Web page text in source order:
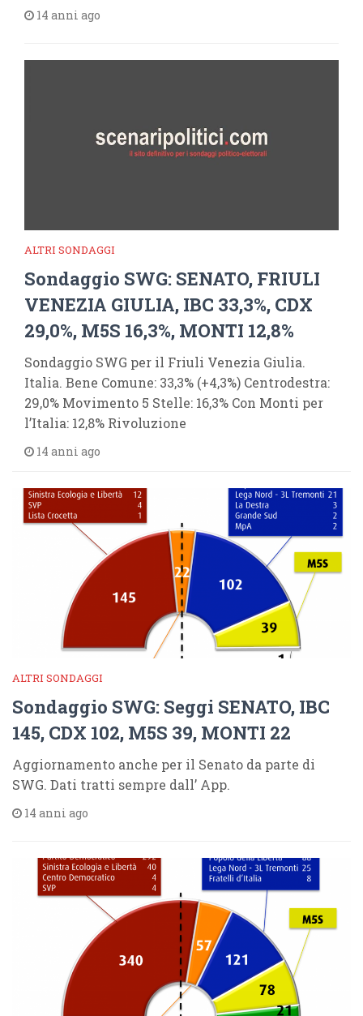
14 anni ago
ALTRI SONDAGGI
Sondaggio SWG: SENATO, FRIULI
VENEZIA GIULIA, IBC 33,3%, CDX
29,0%, M5S 16,3%, MONTI 12,8%
Sondaggio SWG per il Friuli Venezia Giulia.
Italia. Bene Comune: 33,3% (+4,3%) Centrodestra:
29,0% Movimento 5 Stelle: 16,3% Con Monti per
l’Italia: 12,8% Rivoluzione
14 anni ago
ALTRI SONDAGGI
Sondaggio SWG: Seggi SENATO, IBC
145, CDX 102, M5S 39, MONTI 22
Aggiornamento anche per il Senato da parte di
SWG. Dati tratti sempre dall’ App.
14 anni ago